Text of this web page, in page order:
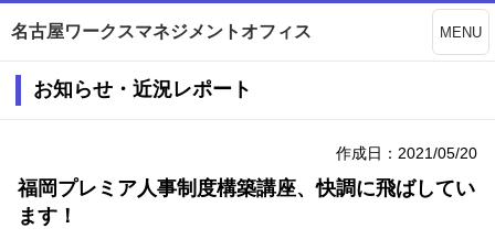
名古屋ワークスマネジメントオフィス MENU
お知らせ・近況レポート
作成日：2021/05/20
福岡プレミア人事制度構築講座、快調に飛ばしてい
ます！